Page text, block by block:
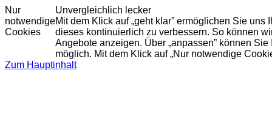
Nur
notwendige
Cookies
Unvergleichlich lecker
Mit dem Klick auf „geht klar” ermöglichen Sie
dieses kontinuierlich zu verbessern. So können
Angebote anzeigen. Über „anpassen” können
möglich. Mit dem Klick auf „Nur notwendige
Zum Hauptinhalt